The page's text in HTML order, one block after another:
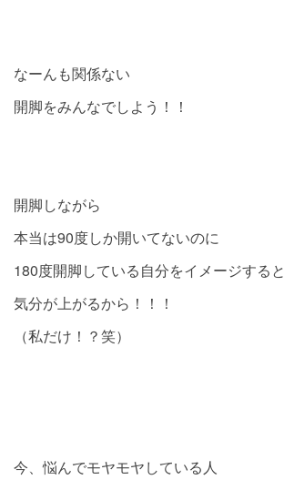
なーんも関係ない
開脚をみんなでしよう！！
開脚しながら
本当は90度しか開いてないのに
180度開脚している自分をイメージすると
気分が上がるから！！！
（私だけ！？笑）
今、悩んでモヤモヤしている人